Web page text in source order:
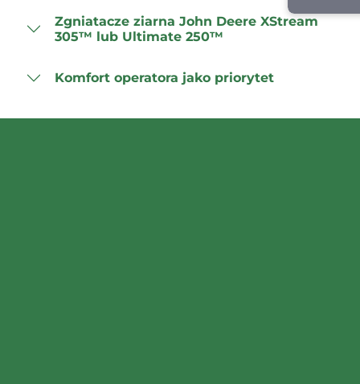
Zgniatacze ziarna John Deere XStream
305™ lub Ultimate 250™
Komfort operatora jako priorytet